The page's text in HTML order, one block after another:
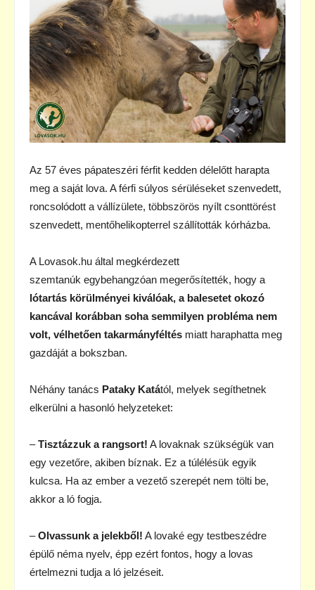
Az 57 éves pápateszéri férfit kedden délelőtt harapta
meg a saját lova. A férfi súlyos sérüléseket szenvedett,
roncsolódott a vállízülete, többszörös nyílt csonttörést
szenvedett, mentőhelikopterrel szállították kórházba.
A Lovasok.hu által megkérdezett
szemtanúk egybehangzóan megerősítették, hogy a
lótartás körülményei kiválóak, a balesetet okozó
kancával korábban soha semmilyen probléma nem
volt, vélhetően takarmányféltés miatt haraphatta meg
gazdáját a bokszban.
Néhány tanács Pataky Katától, melyek segíthetnek
elkerülni a hasonló helyzeteket:
–Tisztázzuk a rangsort! A lovaknak szükségük van
egy vezetőre, akiben bíznak. Ez a túlélésük egyik
kulcsa. Ha az ember a vezető szerepét nem tölti be,
akkor a ló fogja.
–Olvassunk a jelekből! A lovaké egy testbeszédre
épülő néma nyelv, épp ezért fontos, hogy a lovas
értelmezni tudja a ló jelzéseit.